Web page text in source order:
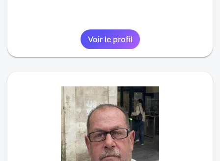
Voir le profil